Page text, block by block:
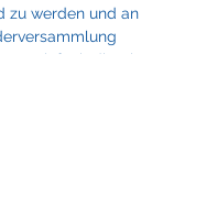
zu werden und an
einfach die Chance